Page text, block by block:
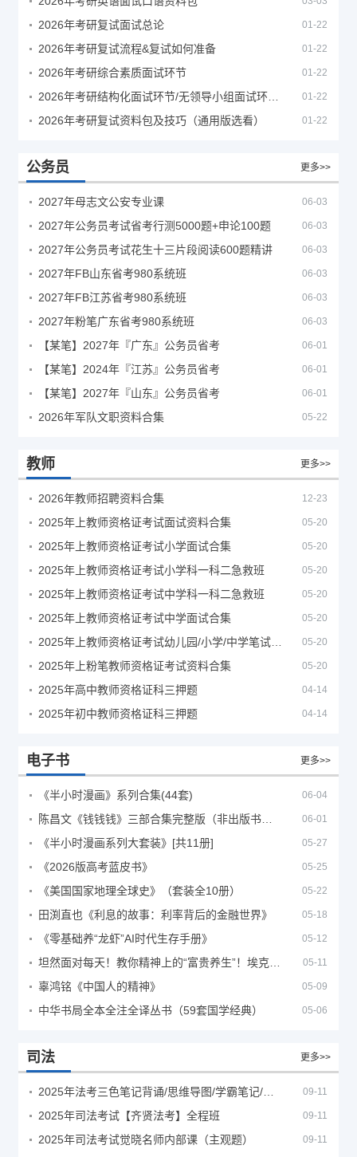
2026年考研复试面试总论 01-22
2026年考研复试流程&复试如何准备 01-22
2026年考研综合素质面试环节 01-22
01-22
2026年考研复试资料包及技巧（通用版选看） 01-22
公务员 更多>>
2027年母志文公安专业课 06-03
2027年公务员考试省考行测5000题+申论100题 06-03
2027年公务员考试花生十三片段阅读600题精讲 06-03
2027年FB山东省考980系统班 06-03
2027年FB江苏省考980系统班 06-03
2027年粉笔广东省考980系统班 06-03
【某笔】2027年『广东』公务员省考 06-01
【某笔】2024年『江苏』公务员省考 06-01
【某笔】2027年『山东』公务员省考 06-01
2026年军队文职资料合集 05-22
教师 更多>>
2026年教师招聘资料合集 12-23
2025年上教师资格证考试面试资料合集 05-20
2025年上教师资格证考试小学面试合集 05-20
2025年上教师资格证考试小学科一科二急救班 05-20
2025年上教师资格证考试中学科一科二急救班 05-20
2025年上教师资格证考试中学面试合集 05-20
05-20
2025年上粉笔教师资格证考试资料合集 05-20
2025年高中教师资格证科三押题 04-14
2025年初中教师资格证科三押题 04-14
电子书 更多>>
《半小时漫画》系列合集(44套) 06-04
06-01
《半小时漫画系列大套装》[共11册] 05-27
《2026版高考蓝皮书》 05-25
《美国国家地理全球史》（套装全10册） 05-22
田渕直也《利息的故事：利率背后的金融世界》 05-18
《零基础养“龙虾”AI时代生存手册》 05-12
05-11
辜鸿铭《中国人的精神》 05-09
中华书局全本全注全译丛书（59套国学经典） 05-06
司法 更多>>
09-11
2025年司法考试【齐贤法考】全程班 09-11
2025年司法考试觉晓名师内部课（主观题） 09-11